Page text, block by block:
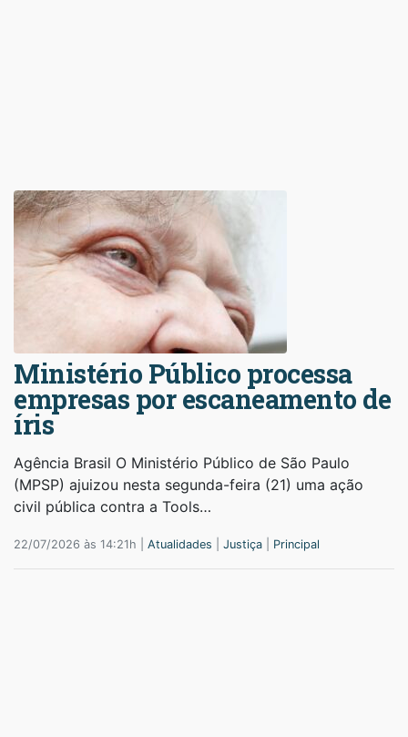
Ministério Público processa
empresas por escaneamento de
íris
Agência Brasil O Ministério Público de São Paulo
(MPSP) ajuizou nesta segunda-feira (21) uma ação
civil pública contra a Tools…
22/07/2026 às 14:21h | Atualidades Justiça Principal